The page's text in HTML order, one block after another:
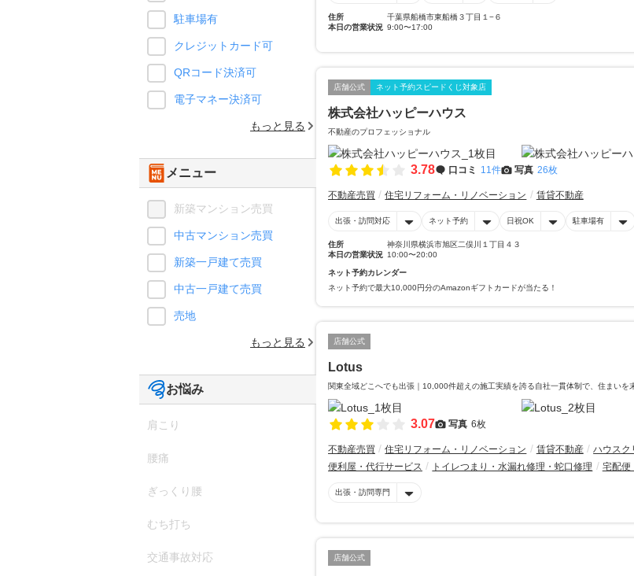
住所
千葉県船橋市東船橋３丁目１−６
本日の営業状況 9:00〜17:00
店舗公式 ネット予約スピードくじ対象店
株式会社ハッピーハウス
不動産のプロフェッショナル
3.78 口コミ 11件 写真 26枚
不動産売買 住宅リフォーム・リノベーション 賃貸不動産
出張・訪問対応 ネット予約 日祝OK 駐車場有
住所
神奈川県横浜市旭区二俣川１丁目４３
本日の営業状況 10:00〜20:00
ネット予約カレンダー
ネット予約で最大10,000円分のAmazonギフトカードが当たる！
店舗公式
Lotus
関東全域どこへでも出張｜10,000件超えの施工実績を誇る自社一貫体制で、住まいを
3.07 写真 6枚
不動産売買 住宅リフォーム・リノベーション 賃貸不動産 ハウスク
便利屋・代行サービス
トイレつまり・水漏れ修理・蛇口修理 宅配便
出張・訪問専門
店舗公式
駐車場有
クレジットカード可
QRコード決済可
電子マネー決済可
もっと見る
メニュー
新築マンション売買
中古マンション売買
新築一戸建て売買
中古一戸建て売買
売地
もっと見る
お悩み
肩こり
腰痛
ぎっくり腰
むち打ち
交通事故対応